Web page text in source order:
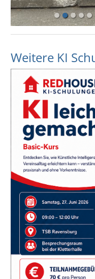
Weitere KI